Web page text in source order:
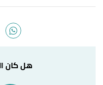
to Organize Your Kid's
8/9/2021. Edited.
for Organizing Your
هل كان